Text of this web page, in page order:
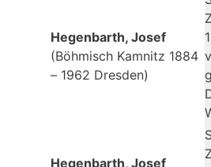
Hegenbarth, Josef
(Böhmisch Kamnitz 1884
– 1962 Dresden)
Hegenbarth, Josef